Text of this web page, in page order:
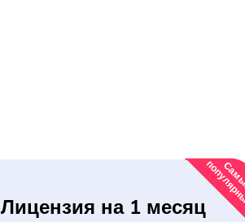
Лицензия на 1 месяц